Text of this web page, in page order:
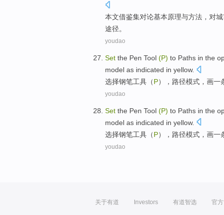
本文借鉴集对论基本原理与方法 ，对
途径。
youdao
Set the Pen Tool (P) to Paths in the
model as indicated in yellow.
选择钢笔工具 （P）， 路径模式 ， 画一
youdao
Set the Pen Tool (P) to Paths in the
model as indicated in yellow.
选择钢笔工具 （P）， 路径模式 ， 画一
youdao
关于有道 Investors 有道智选 官